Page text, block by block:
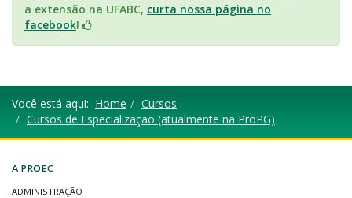
a extensão na UFABC, curta nossa página no
facebook!
Você está aqui: Home
Cursos
Cursos de Especialização (atualmente na ProPG)
A PROEC
ADMINISTRAÇÃO